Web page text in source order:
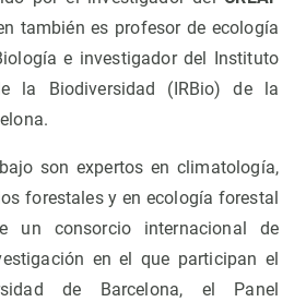
también es profesor de ecología
e investigador del Instituto
la Biodiversidad (IRBio) de la
son expertos en climatología,
forestales y en ecología forestal
un consorcio internacional de
en el que participan el
de Barcelona, el Panel